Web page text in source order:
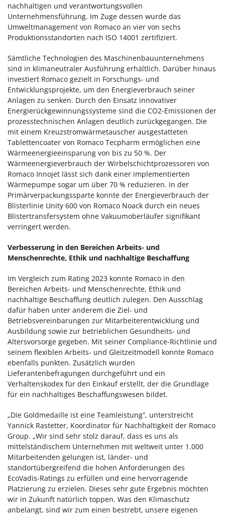
nachhaltigen und verantwortungsvollen
Unternehmensführung. Im Zuge dessen wurde das
Umweltmanagement von Romaco an vier von sechs
Produktionsstandorten nach ISO 14001 zertifiziert.
Sämtliche Technologien des Maschinenbauunternehmens
sind in klimaneutraler Ausführung erhältlich. Darüber hinaus
investiert Romaco gezielt in Forschungs- und
Entwicklungsprojekte, um den Energieverbrauch seiner
Anlagen zu senken. Durch den Einsatz innovativer
Energierückgewinnungssysteme sind die CO2-Emissionen der
prozesstechnischen Anlagen deutlich zurückgegangen. Die
mit einem Kreuzstromwärmetauscher ausgestatteten
Tablettencoater von Romaco Tecpharm ermöglichen eine
Wärmeenergieeinsparung von bis zu 50 %. Der
Wärmeenergieverbrauch der Wirbelschichtprozessoren von
Romaco Innojet lässt sich dank einer implementierten
Wärmepumpe sogar um über 70 % reduzieren. In der
Primärverpackungssparte konnte der Energieverbrauch der
Blisterlinie Unity 600 von Romaco Noack durch ein neues
Blistertransfersystem ohne Vakuumoberläufer signifikant
verringert werden.
Verbesserung in den Bereichen Arbeits- und
Menschenrechte, Ethik und nachhaltige Beschaffung
Im Vergleich zum Rating 2023 konnte Romaco in den
Bereichen Arbeits- und Menschenrechte, Ethik und
nachhaltige Beschaffung deutlich zulegen. Den Ausschlag
dafür haben unter anderem die Ziel- und
Betriebsvereinbarungen zur Mitarbeiterentwicklung und
Ausbildung sowie zur betrieblichen Gesundheits- und
Altersvorsorge gegeben. Mit seiner Compliance-Richtlinie und
seinem flexiblen Arbeits- und Gleitzeitmodell konnte Romaco
ebenfalls punkten. Zusätzlich wurden
Lieferantenbefragungen durchgeführt und ein
Verhaltenskodex für den Einkauf erstellt, der die Grundlage
für ein nachhaltiges Beschaffungswesen bildet.
„Die Goldmedaille ist eine Teamleistung“, unterstreicht
Yannick Rastetter, Koordinator für Nachhaltigkeit der Romaco
Group. „Wir sind sehr stolz darauf, dass es uns als
mittelständischem Unternehmen mit weltweit unter 1.000
Mitarbeitenden gelungen ist, länder- und
standortübergreifend die hohen Anforderungen des
EcoVadis-Ratings zu erfüllen und eine hervorragende
Platzierung zu erzielen. Dieses sehr gute Ergebnis möchten
wir in Zukunft natürlich toppen. Was den Klimaschutz
anbelangt, sind wir zum einen bestrebt, unsere eigenen